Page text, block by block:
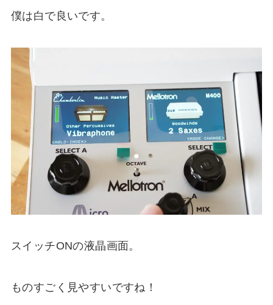
僕は白で良いです。
スイッチONの液晶画面。
ものすごく見やすいですね！